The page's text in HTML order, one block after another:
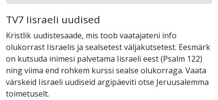
TV7 Iisraeli uudised
Kristlik uudistesaade, mis toob vaatajateni info
olukorrast Iisraelis ja sealsetest väljakutsetest. Eesmärk
on kutsuda inimesi palvetama Iisraeli eest (Psalm 122)
ning viima end rohkem kurssi sealse olukorraga. Vaata
värskeid Iisraeli uudiseid argipäeviti otse Jeruusalemma
toimetuselt.